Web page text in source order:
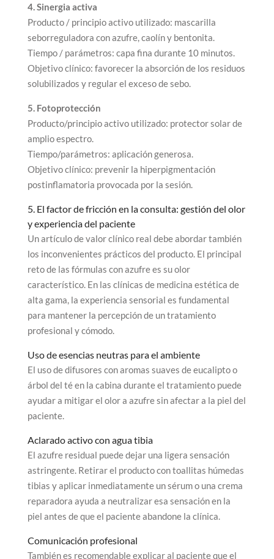
4. Sinergia activa
Producto / principio activo utilizado: mascarilla
seborreguladora con azufre, caolín y bentonita.
Tiempo / parámetros: capa fina durante 10 minutos.
Objetivo clínico: favorecer la absorción de los residuos
solubilizados y regular el exceso de sebo.
5. Fotoprotección
Producto/principio activo utilizado: protector solar de
amplio espectro.
Tiempo/parámetros: aplicación generosa.
Objetivo clínico: prevenir la hiperpigmentación
postinflamatoria provocada por la sesión.
5. El factor de fricción en la consulta: gestión del olor
y experiencia del paciente
Un artículo de valor clínico real debe abordar también
los inconvenientes prácticos del producto. El principal
reto de las fórmulas con azufre es su olor
característico. En las clínicas de medicina estética de
alta gama, la experiencia sensorial es fundamental
para mantener la percepción de un tratamiento
profesional y cómodo.
Uso de esencias neutras para el ambiente
El uso de difusores con aromas suaves de eucalipto o
árbol del té en la cabina durante el tratamiento puede
ayudar a mitigar el olor a azufre sin afectar a la piel del
paciente.
Aclarado activo con agua tibia
El azufre residual puede dejar una ligera sensación
astringente. Retirar el producto con toallitas húmedas
tibias y aplicar inmediatamente un sérum o una crema
reparadora ayuda a neutralizar esa sensación en la
piel antes de que el paciente abandone la clínica.
Comunicación profesional
También es recomendable explicar al paciente que el